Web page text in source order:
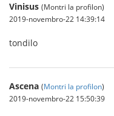
Vinisus (Montri la profilon)
2019-novembro-22 14:39:14
tondilo
Ascena (Montri la profilon)
2019-novembro-22 15:50:39